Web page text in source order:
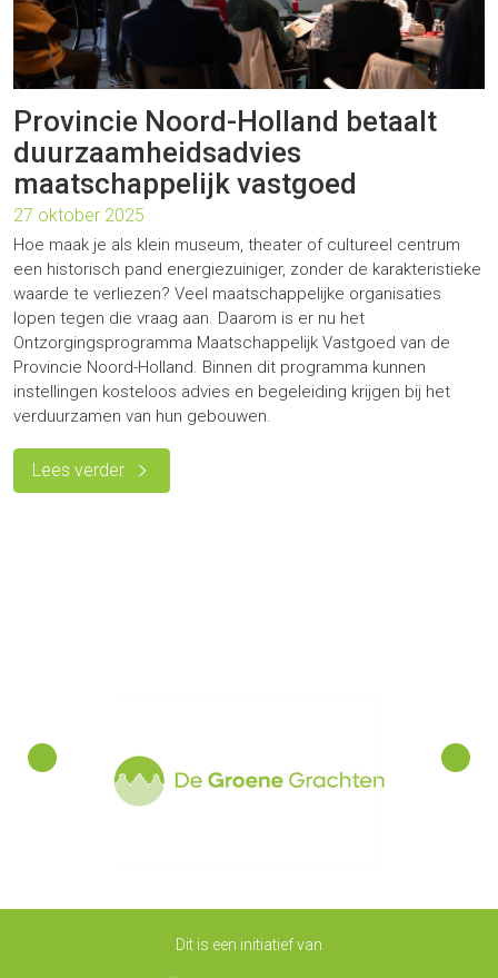
Provincie Noord-Holland betaalt
duurzaamheidsadvies
maatschappelijk vastgoed
27 oktober 2025
Hoe maak je als klein museum, theater of cultureel centrum
een historisch pand energiezuiniger, zonder de karakteristieke
waarde te verliezen? Veel maatschappelijke organisaties
lopen tegen die vraag aan. Daarom is er nu het
Ontzorgingsprogramma Maatschappelijk Vastgoed van de
Provincie Noord-Holland. Binnen dit programma kunnen
instellingen kosteloos advies en begeleiding krijgen bij het
verduurzamen van hun gebouwen.
Lees verder
Dit is een initiatief van